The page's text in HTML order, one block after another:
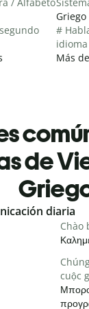
Griego
#
idioma
Más
de
diaria
Chào
cuộc